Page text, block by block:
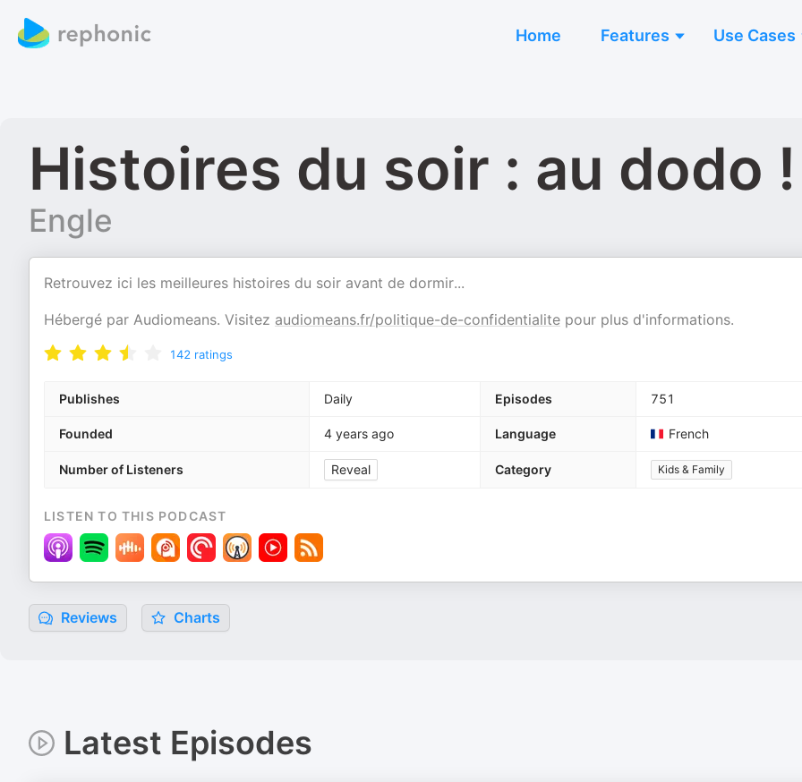
Home Features Use Cases
Histoires du soir : au dodo !
Engle
Retrouvez ici les meilleures histoires du soir avant de dormir...
Hébergé par Audiomeans. Visitez audiomeans.fr/politique-de-confidentialite pour plus d'informations.
142 ratings
Publishes Daily Episodes 751
Founded 4 years ago Language French
Number of Listeners Reveal Category Kids & Family
LISTEN TO THIS PODCAST
Reviews Charts
Latest Episodes